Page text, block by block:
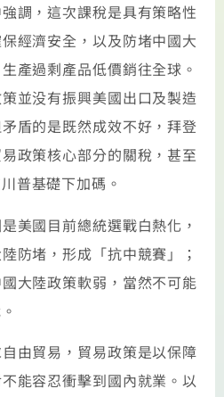
，這次課稅是具有策略性
經濟安全，以及防堵中國大
產過剩產品低價銷往全球。
並没有振興美國出口及製造
盾的是既然成效不好，拜登
政策核心部分的關稅，甚至
普基礎下加碼。
國目前總統選戰白熱化，
防堵，形成「抗中競賽」；
大陸政策軟弱，當然不可能
貿易，貿易政策是以保障
能容忍衝擊到國內就業。以